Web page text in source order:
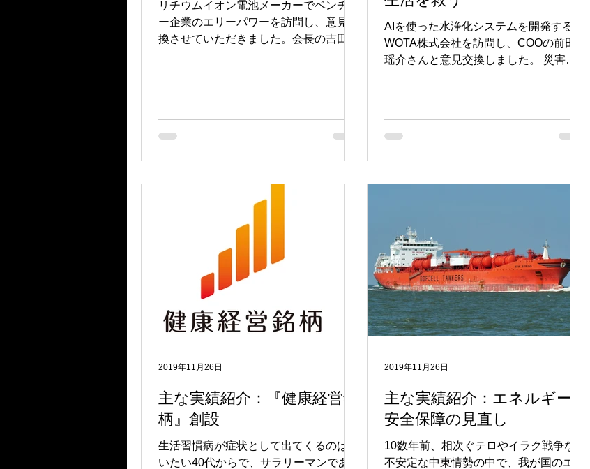
リチウムイオン電池メーカーでベンチャ
ー企業のエリーパワーを訪問し、意見交
換させていただきました。会長の吉田博
ユアサしかありません。 今
AIを使った水浄化システムを開発する
WOTA株式会社を訪問し、COOの前田
瑶介さんと意見交換しました。 災害に
実現のハードルが高くな
主な実績紹介：『健康経営銘
柄』創設
生活習慣病が症状として出てくるのはだ
いたい40代からで、サラリーマンであれ
2019年11月26日
主な実績紹介：エネルギー
安全保障の見直し
10数年前、相次ぐテロやイラク戦争など
不安定な中東情勢の中で、我が国のエネ
2019年11月26日